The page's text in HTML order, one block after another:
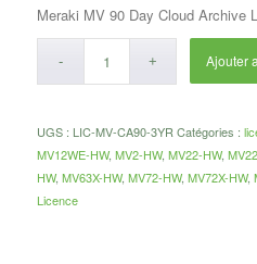
Meraki MV 90 Day Cloud Archive
Ajouter
UGS : LIC-MV-CA90-3YR Catégories :
MV12WE-HW, MV2-HW, MV22-HW,
HW, MV63X-HW, MV72-HW, MV72X-HW,
Licence